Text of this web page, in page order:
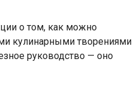
о том, как можно
кулинарными творениями
руководство — оно